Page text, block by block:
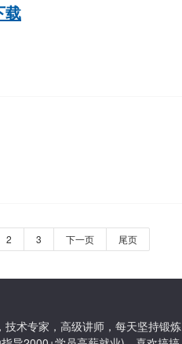
载
2 3 下一页 尾页
术专家，高级讲师，每天坚持锻炼